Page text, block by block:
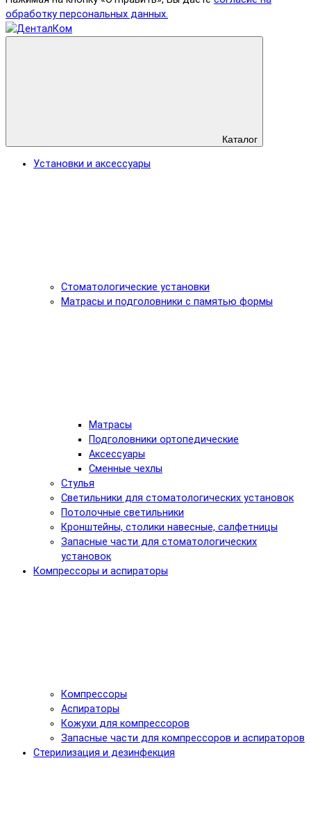
обработку персональных данных.
Каталог
Установки и аксессуары
Стоматологические установки
Матрасы и подголовники с памятью формы
Матрасы
Подголовники ортопедические
Аксессуары
Сменные чехлы
Стулья
Светильники для стоматологических установок
Потолочные светильники
Кронштейны, столики навесные, салфетницы
Запасные части для стоматологических
установок
Компрессоры и аспираторы
Компрессоры
Аспираторы
Кожухи для компрессоров
Запасные части для компрессоров и аспираторов
Стерилизация и дезинфекция